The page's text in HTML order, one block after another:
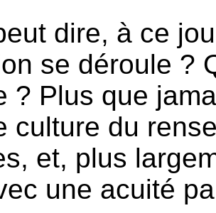
dire, à ce
se déroule ?
? Plus que
culture du
et, plus
une acuité